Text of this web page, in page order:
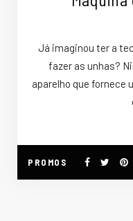
Já imaginou ter a
fazer as unhas?
aparelho que fornece
PROMOS